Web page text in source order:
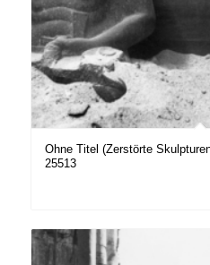
Ohne Titel (Zerstörte
25513